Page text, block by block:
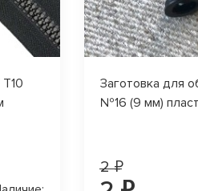
Заготовка для
№16 (9 мм)
2 ₽